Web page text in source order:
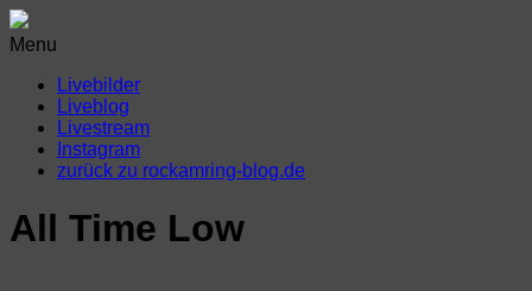
Menu
Livebilder
Liveblog
Livestream
Instagram
zurück zu rockamring-blog.de
All Time Low